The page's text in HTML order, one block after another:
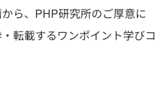
ら、PHP研究所のご厚意に
転載するワンポイント学びコ